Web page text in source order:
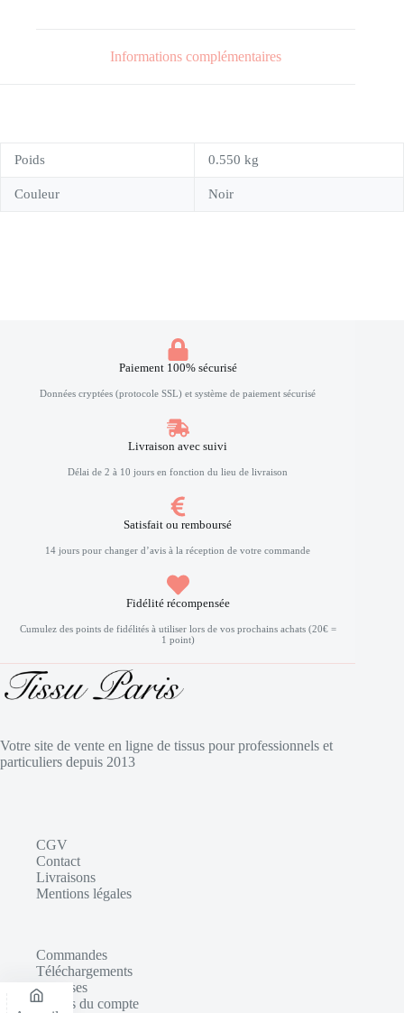
Informations complémentaires
Poids 0.550 kg
Couleur Noir
Paiement 100% sécurisé
Données cryptées (protocole SSL) et système de paiement sécurisé
Livraison avec suivi
Délai de 2 à 10 jours en fonction du lieu de livraison
Satisfait ou remboursé
14 jours pour changer d’avis à la réception de votre commande
Fidélité récompensée
Cumulez des points de fidélités à utiliser lors de vos prochains achats (20€ =
1 point)
Votre site de vente en ligne de tissus pour professionnels et
particuliers depuis 2013
CGV
Contact
Livraisons
Mentions légales
Commandes
Téléchargements
Adresses
Détails du compte